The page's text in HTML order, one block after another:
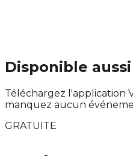
Disponible
Téléchargez l'application
manquez aucun
GRATUITE